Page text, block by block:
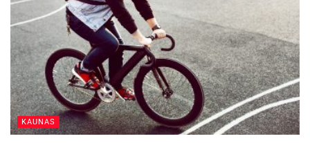
gali būti skundžiamas aukštesniajam prokurorui.
Šaltinis: Kauno apskr. VPK
KAUNAS